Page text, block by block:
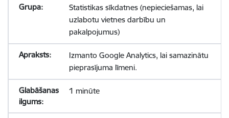
Statistikas sīkdatnes (nepieciešamas, lai
uzlabotu vietnes darbību un
pakalpojumus)
Izmanto Google Analytics, lai samazinātu
pieprasījuma līmeni.
1 minūte